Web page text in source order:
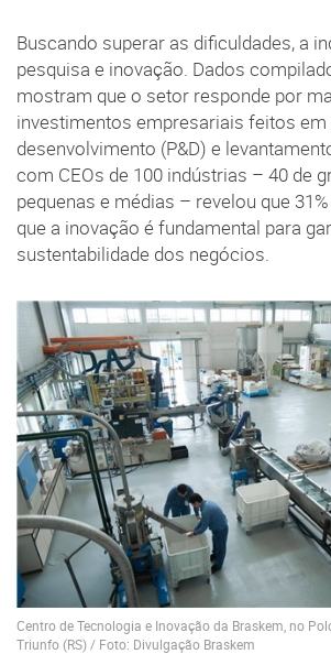
Buscando superar as dificuldades, a
pesquisa e inovação. Dados
mostram que o setor responde por
investimentos empresariais feitos em
desenvolvimento (P&D) e
com CEOs de 100 indústrias – 40 de
pequenas e médias – revelou que
que a inovação é fundamental para
sustentabilidade dos negócios.
Centro de Tecnologia e Inovação da Braskem, no
Triunfo (RS) / Foto: Divulgação Braskem